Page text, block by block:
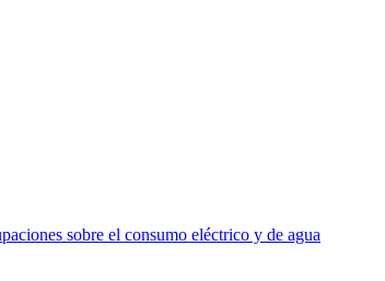
sobre el consumo eléctrico y de agua